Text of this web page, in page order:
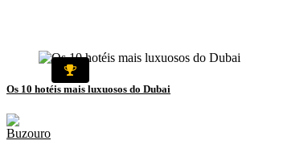
Os 10 hotéis mais luxuosos do Dubai